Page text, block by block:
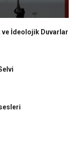
İdeolojik Duvarlar